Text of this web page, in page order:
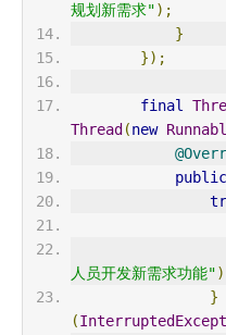
规划新需求");
}
});
final
Thread (new
public
人员开发新需求功能"
}
(